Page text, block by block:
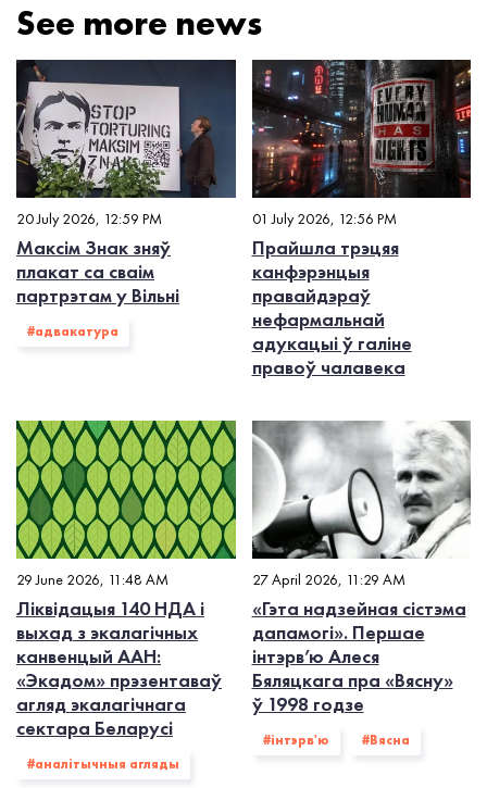
See more news
20 July 2026, 12:59 PM
Максім Знак зняў
плакат са сваім
партрэтам у Вільні
#адвакатура
01 July 2026, 12:56 PM
Прайшла трэцяя
канфэрэнцыя
правайдэраў
нефармальнай
адукацыі ў галіне
правоў чалавека
29 June 2026, 11:48 AM
Ліквідацыя 140 НДА і
выхад з экалагiчных
канвенцый ААН:
«Экадом» прэзентаваў
агляд экалагічнага
сектара Беларусі
#аналітычныя агляды
27 April 2026, 11:29 AM
«Гэта надзейная сістэма
дапамогі». Першае
інтэрв’ю Алеся
Бяляцкага пра «Вясну»
ў 1998 годзе
#інтэрв'ю #Вясна